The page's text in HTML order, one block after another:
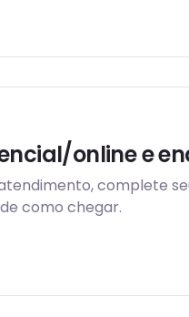
online e
complete
como chegar.